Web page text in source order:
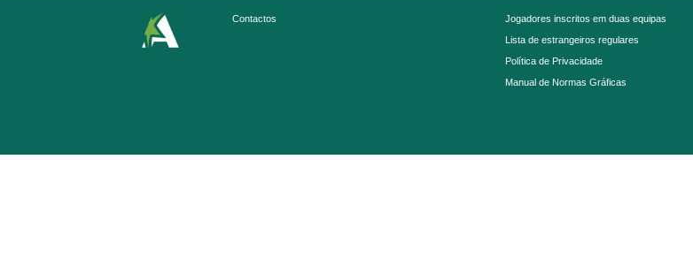
Contactos
Jogadores inscritos em duas equipas
Lista de estrangeiros regulares
Política de Privacidade
Manual de Normas Gráficas